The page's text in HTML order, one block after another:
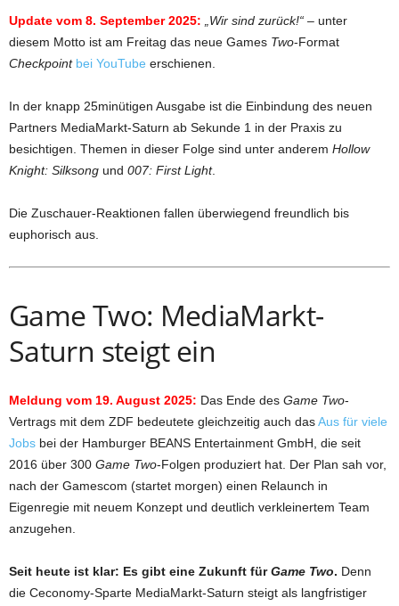
Update vom 8. September 2025: „Wir sind zurück!“ – unter
diesem Motto ist am Freitag das neue Games Two-Format
Checkpoint bei YouTube erschienen.
In der knapp 25minütigen Ausgabe ist die Einbindung des neuen
Partners MediaMarkt-Saturn ab Sekunde 1 in der Praxis zu
besichtigen. Themen in dieser Folge sind unter anderem Hollow
Knight: Silksong und 007: First Light.
Die Zuschauer-Reaktionen fallen überwiegend freundlich bis
euphorisch aus.
Game Two: MediaMarkt-
Saturn steigt ein
Meldung vom 19. August 2025: Das Ende des Game Two-
Vertrags mit dem ZDF bedeutete gleichzeitig auch dasAus für viele
Jobs bei der Hamburger BEANS Entertainment GmbH, die seit
2016 über 300 Game Two-Folgen produziert hat. Der Plan sah vor,
nach der Gamescom (startet morgen) einen Relaunch in
Eigenregie mit neuem Konzept und deutlich verkleinertem Team
anzugehen.
Seit heute ist klar: Es gibt eine Zukunft fürGame Two. Denn
die Ceconomy-Sparte MediaMarkt-Saturn steigt als langfristiger